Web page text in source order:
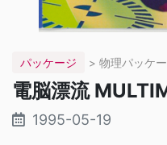
パッケージ > 物理パッケ
電脳漂流
1995-05-19